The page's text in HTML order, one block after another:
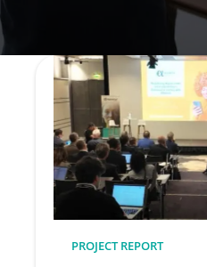
PROJECT REPORT